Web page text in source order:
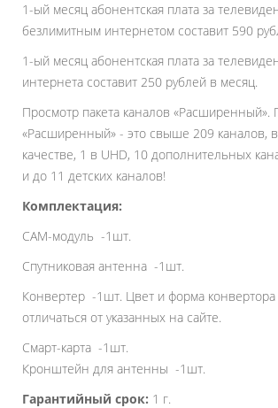
1-ый месяц абонентская плата за
безлимитным интернетом составит 590
1-ый месяц абонентская плата за
интернета составит 250 рублей в месяц.
Просмотр пакета каналов «Расширенный».
«Расширенный» - это свыше 209 каналов,
качестве, 1 в UHD, 10 дополнительных
и до 11 детских каналов!
Комплектация:
CAM-модуль -1шт.
Спутниковая антенна -1шт.
Конвертер -1шт. Цвет и форма конвертора
отличаться от указанных на сайте.
Смарт-карта -1шт.
Кронштейн для антенны -1шт.
Гарантийный срок: 1 г.